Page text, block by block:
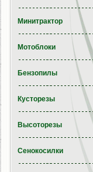
Минитрактор
Мотоблоки
Бензопилы
Кусторезы
Высоторезы
Сенокосилки